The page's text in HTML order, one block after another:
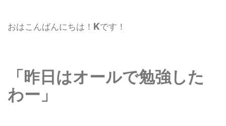
おはこんばんにちは！ Kです！
「昨日はオールで勉強した
わー」